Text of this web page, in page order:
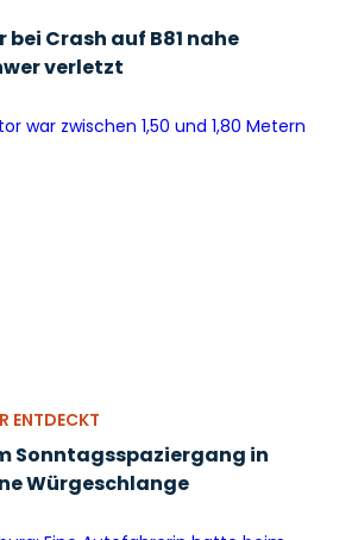
Crash auf B81 nahe
verletzt
ENTDECKT
Sonntagsspaziergang in
Würgeschlange